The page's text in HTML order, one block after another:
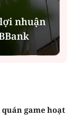
nhuận
game hoạt